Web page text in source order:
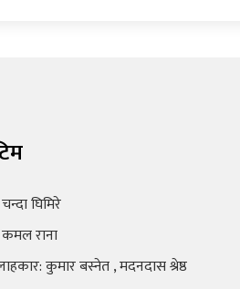
घिमिरे
राना
कुमार बस्नेत , मदनदास श्रेष्ठ